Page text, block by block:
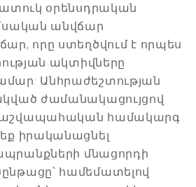
օրենսդրական
անվճար
որը ստեղծվում է որպես
ակտիվները
Անհրաժեշտության
ժամանակացույցով
համակարգ
իրականացնել
մնացորդի
համեմատելով